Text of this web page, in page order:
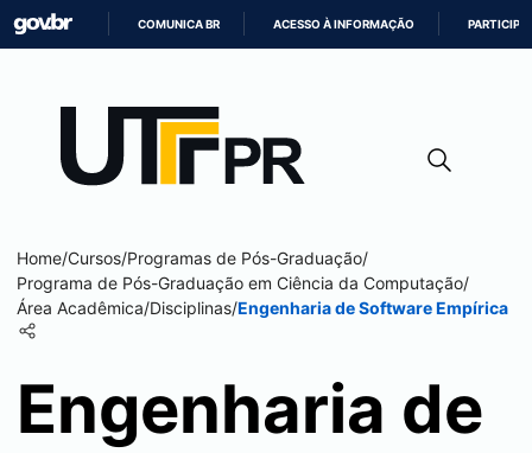
CONTEÚDO
COMUNICA BR ACESSO À INFORMAÇÃO PARTICIPE
Home/Cursos/Programas de Pós-Graduação/
Programa de Pós-Graduação em Ciência da Computação/
Área Acadêmica/Disciplinas/Engenharia de Software Empírica
Engenharia de